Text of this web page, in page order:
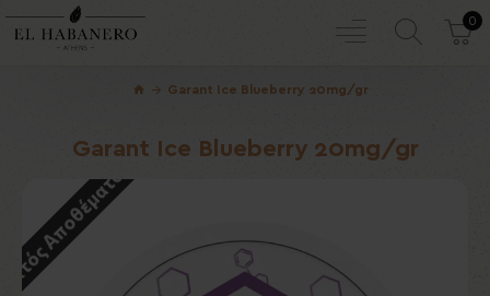
0
Garant Ice Blueberry 20mg/gr
Garant Ice Blueberry 20mg/gr
Αποθέματος